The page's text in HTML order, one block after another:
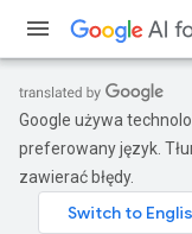
Google używa
preferowany język.
zawierać błędy.